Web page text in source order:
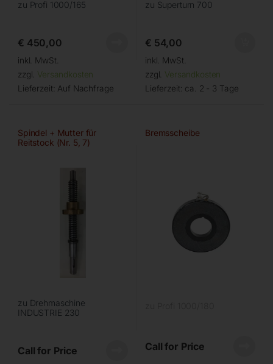
zu Profi 1000/165
€ 450,00
inkl. MwSt.
zzgl. Versandkosten
Lieferzeit: Auf Nachfrage
zu Superturn 700
€ 54,00
inkl. MwSt.
zzgl. Versandkosten
Lieferzeit: ca. 2 - 3 Tage
Spindel + Mutter für
Reitstock (Nr. 5, 7)
zu Drehmaschine
INDUSTRIE 230
Call for Price
Bremsscheibe
Call for Price